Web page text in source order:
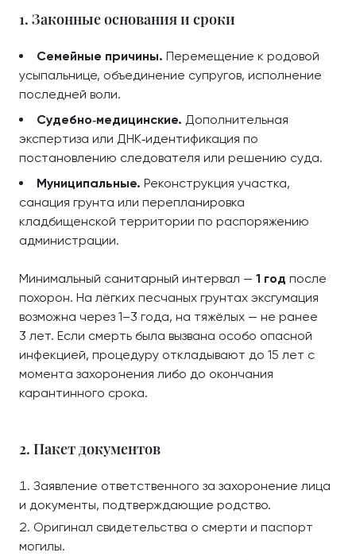
1. Законные основания и сроки
Семейные причины. Перемещение к родовой
усыпальнице, объединение супругов, исполнение
последней воли.
Судебно‑медицинские. Дополнительная
экспертиза или ДНК‑идентификация по
постановлению следователя или решению суда.
Муниципальные. Реконструкция участка,
санация грунта или перепланировка
кладбищенской территории по распоряжению
администрации.
Минимальный санитарный интервал — 1 год после
похорон. На лёгких песчаных грунтах эксгумация
возможна через 1–3 года, на тяжёлых — не ранее
3 лет. Если смерть была вызвана особо опасной
инфекцией, процедуру откладывают до 15 лет с
момента захоронения либо до окончания
карантинного срока.
2. Пакет документов
Заявление ответственного за захоронение лица
и документы, подтверждающие родство.
Оригинал свидетельства о смерти и паспорт
могилы.